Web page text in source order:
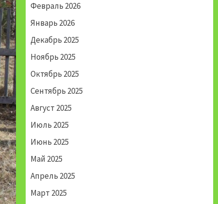
Февраль 2026
Январь 2026
Декабрь 2025
Ноябрь 2025
Октябрь 2025
Сентябрь 2025
Август 2025
Июль 2025
Июнь 2025
Май 2025
Апрель 2025
Март 2025